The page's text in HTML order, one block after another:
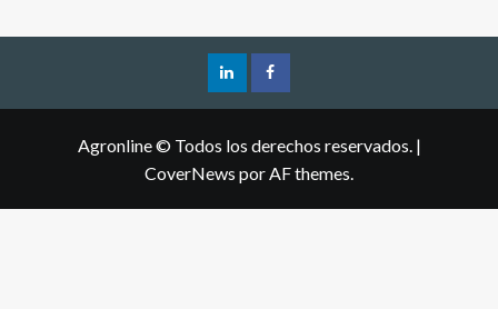
Agronline © Todos los derechos reservados. |
CoverNews por AF themes.